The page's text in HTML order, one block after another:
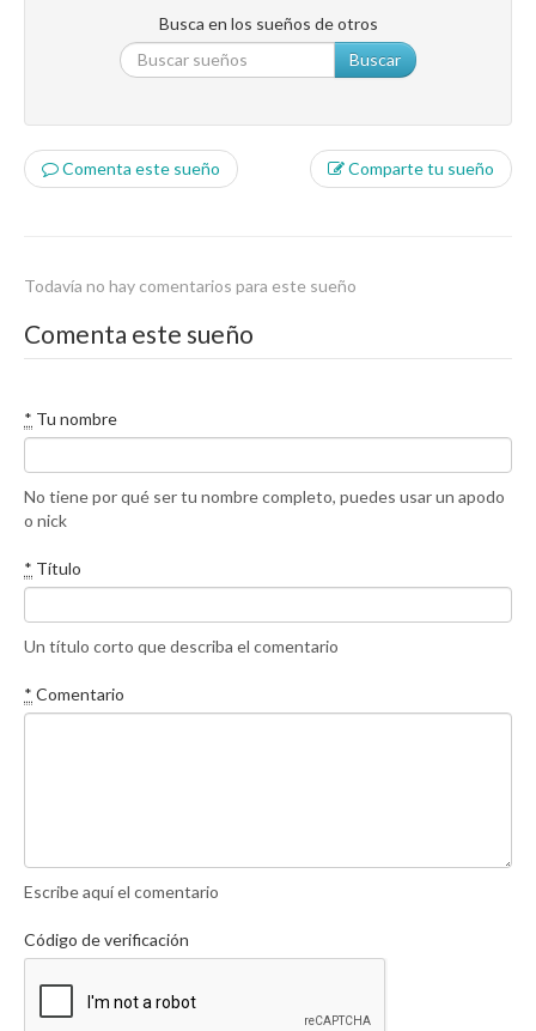
Busca en los sueños de otros
Buscar
Comenta este sueño Comparte tu sueño
Todavía no hay comentarios para este sueño
Comenta este sueño
* Tu nombre
No tiene por qué ser tu nombre completo, puedes usar un apodo
o nick
* Título
Un título corto que describa el comentario
* Comentario
Escribe aquí el comentario
Código de verificación